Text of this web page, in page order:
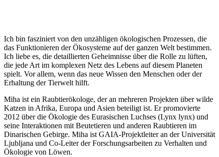
Ich bin fasziniert von den unzähligen ökologischen Prozessen, die
das Funktionieren der Ökosysteme auf der ganzen Welt bestimmen.
Ich liebe es, die detaillierten Geheimnisse über die Rolle zu lüften,
die jede Art im komplexen Netz des Lebens auf diesem Planeten
spielt. Vor allem, wenn das neue Wissen den Menschen oder der
Erhaltung der Tierwelt hilft.
Miha ist ein Raubtierökologe, der an mehreren Projekten über wilde
Katzen in Afrika, Europa und Asien beteiligt ist. Er promovierte
2012 über die Ökologie des Eurasischen Luchses (Lynx lynx) und
seine Interaktionen mit Beutetieren und anderen Raubtieren im
Dinarischen Gebirge. Miha ist GAIA-Projektleiter an der Universität
Ljubljana und Co-Leiter der Forschungsarbeiten zu Verhalten und
Ökologie von Löwen.